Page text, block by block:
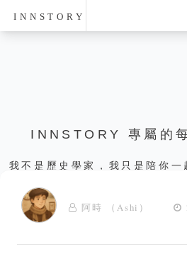
INNSTORY
INNSTORY 專屬的
我不是歷史學家，我只是陪你一
阿時 （Ashi）